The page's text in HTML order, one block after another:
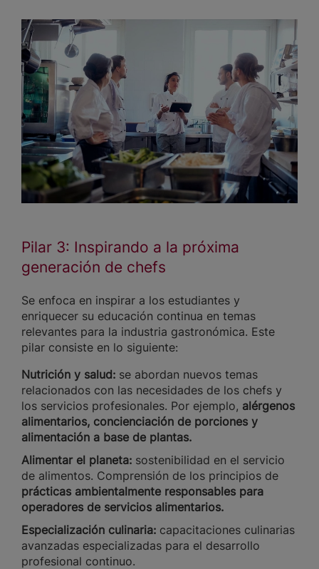
Pilar 3: Inspirando a la próxima
generación de chefs
Se enfoca en inspirar a los estudiantes y
enriquecer su educación continua en temas
relevantes para la industria gastronómica. Este
pilar consiste en lo siguiente:
Nutrición y salud: se abordan nuevos temas
relacionados con las necesidades de los chefs y
los servicios profesionales. Por ejemplo, alérgenos
alimentarios, concienciación de porciones y
alimentación a base de plantas.
Alimentar el planeta: sostenibilidad en el servicio
de alimentos. Comprensión de los principios de
prácticas ambientalmente responsables para
operadores de servicios alimentarios.
Especialización culinaria: capacitaciones culinarias
avanzadas especializadas para el desarrollo
profesional continuo.